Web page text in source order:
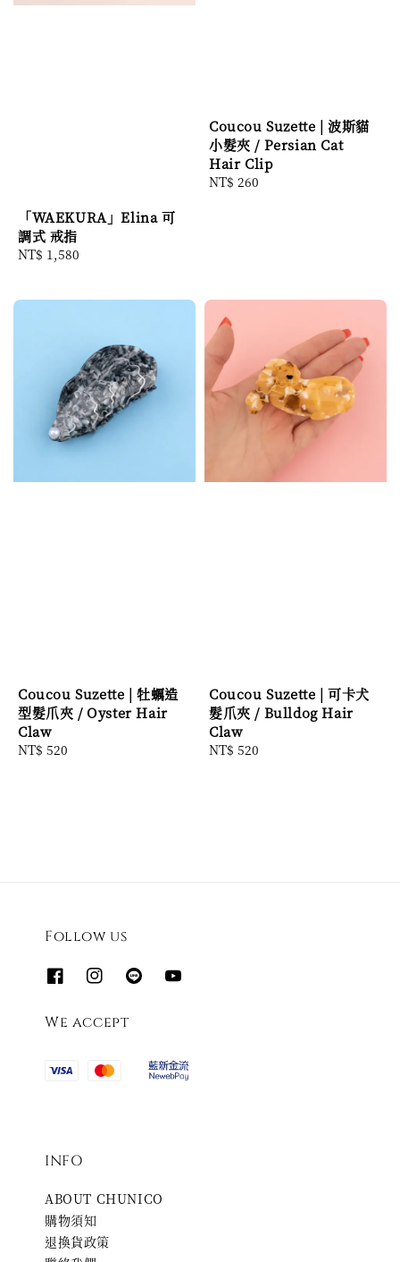
「WAEKURA」Elina 可
調式 戒指
Regular
NT$ 1,580
Coucou Suzette | 波斯貓
小髮夾 / Persian Cat
Hair Clip
Regular
NT$ 260
Coucou Suzette | 牡蠣造
型髮爪夾 / Oyster Hair
Claw
Regular
NT$ 520
Coucou Suzette | 可卡犬
髮爪夾 / Bulldog Hair
Claw
Regular
NT$ 520
Follow us
We accept
INFO
ABOUT CHUNICO
購物須知
退換貨政策